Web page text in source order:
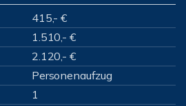
415,- €
1.510,- €
2.120,- €
Personenaufzug
1